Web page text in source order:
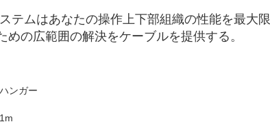
テムはあなたの操作上下部組織の性能を最大
の広範囲の解決をケーブルを提供する。
ハンガー
1m